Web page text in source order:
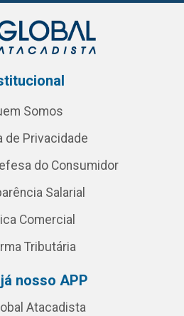
Somos
de Privacidade
do Consumidor
Salarial
Comercial
Tributária
nosso APP
Atacadista